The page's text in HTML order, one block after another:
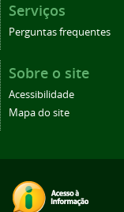
Serviços
Perguntas frequentes
Sobre o site
Acessibilidade
Mapa do site